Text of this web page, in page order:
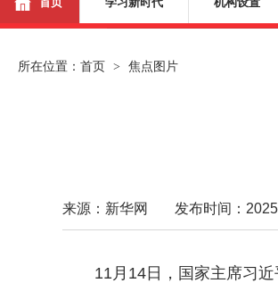
所在位置： 首页 > 焦点图片
来源：新华网 发布时间：
11月14日，国家主席习近